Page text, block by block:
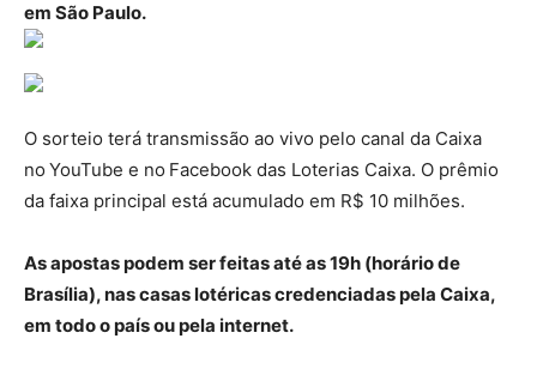
em São Paulo.
O sorteio terá transmissão ao vivo pelo canal da Caixa
no YouTube e no Facebook das Loterias Caixa. O prêmio
da faixa principal está acumulado em R$ 10 milhões.
As apostas podem ser feitas até as 19h (horário de
Brasília), nas casas lotéricas credenciadas pela Caixa,
em todo o país ou pela internet.